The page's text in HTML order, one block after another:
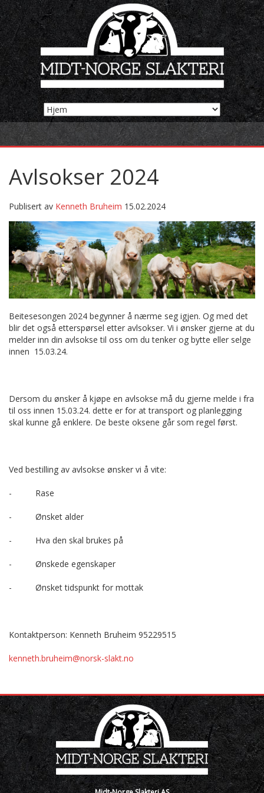
Avlsokser 2024
Publisert av Kenneth Bruheim 15.02.2024
Beitesesongen 2024 begynner å nærme seg igjen. Og med det
blir det også etterspørsel etter avlsokser. Vi i ønsker gjerne at du
melder inn din avlsokse til oss om du tenker og bytte eller selge
innen 15.03.24.
Dersom du ønsker å kjøpe en avlsokse må du gjerne melde i fra
til oss innen 15.03.24. dette er for at transport og planlegging
skal kunne gå enklere. De beste oksene går som regel først.
Ved bestilling av avlsokse ønsker vi å vite:
- Rase
- Ønsket alder
- Hva den skal brukes på
- Ønskede egenskaper
- Ønsket tidspunkt for mottak
Kontaktperson: Kenneth Bruheim 95229515
kenneth.bruheim@norsk-slakt.no